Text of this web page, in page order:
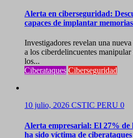
Alerta en ciberseguridad:
capaces de implantar
Investigadores revelan una
a los ciberdelincuentes
los...
Ciberataques Ciberseguridad
10 julio, 2026 CSTIC PERU 0
Alerta empresarial: El 27% de
ha sido víctima de ciberataques